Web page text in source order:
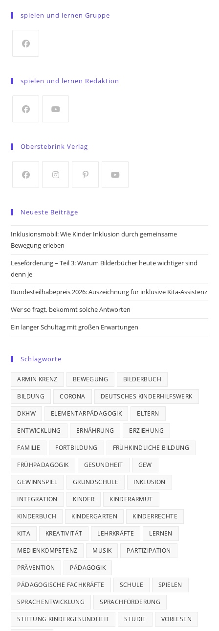
spielen und lernen Gruppe
a
tab
spielen und lernen Redaktion
a
tab
tab
Oberstebrink Verlag
a
new
tab
new
tab
a
new
new
Neueste Beiträge
Inklusionsmobil: Wie Kinder Inklusion durch gemeinsame
Bewegung erleben
Leseförderung – Teil 3: Warum Bilderbücher heute wichtiger sind
denn je
Bundesteilhabepreis 2026: Auszeichnung für inklusive Kita-Assistenz
Wer so fragt, bekommt solche Antworten
Ein langer Schultag mit großen Erwartungen
Schlagworte
ARMIN KRENZ BEWEGUNG BILDERBUCH
BILDUNG CORONA DEUTSCHES KINDERHILFSWERK
DKHW ELEMENTARPÄDAGOGIK ELTERN
ENTWICKLUNG ERNÄHRUNG ERZIEHUNG
FAMILIE FORTBILDUNG FRÜHKINDLICHE BILDUNG
FRÜHPÄDAGOGIK GESUNDHEIT GEW
GEWINNSPIEL GRUNDSCHULE INKLUSION
INTEGRATION KINDER KINDERARMUT
KINDERBUCH KINDERGARTEN KINDERRECHTE
KITA KREATIVITÄT LEHRKRÄFTE LERNEN
MEDIENKOMPETENZ MUSIK PARTIZIPATION
PRÄVENTION PÄDAGOGIK
PÄDAGOGISCHE FACHKRÄFTE SCHULE SPIELEN
SPRACHENTWICKLUNG SPRACHFÖRDERUNG
STIFTUNG KINDERGESUNDHEIT STUDIE VORLESEN